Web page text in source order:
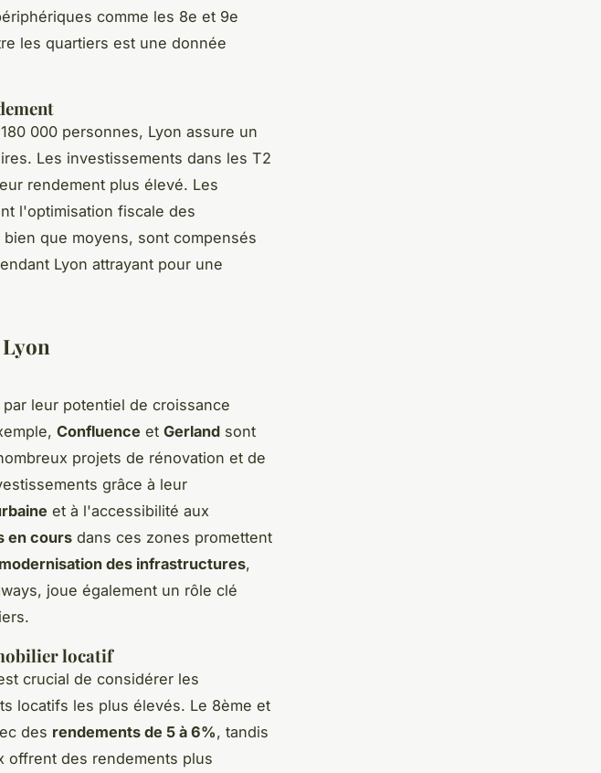
comme les 8e et 9e
les quartiers est une donnée
000 personnes, Lyon assure un
Les investissements dans les T2
rendement plus élevé. Les
l'optimisation fiscale des
que moyens, sont compensés
Lyon attrayant pour une
leur potentiel de croissance
Confluence et Gerland sont
projets de rénovation et de
grâce à leur
et à l'accessibilité aux
en cours dans ces zones promettent
modernisation des infrastructures,
joue également un rôle clé
locatif
crucial de considérer les
locatifs les plus élevés. Le 8ème et
des rendements de 5 à 6%, tandis
offrent des rendements plus